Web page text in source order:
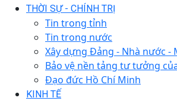
THỜI SỰ - CHÍNH TRỊ
Tin trong tỉnh
Tin trong nước
Xây dựng Đảng - Nhà nước -
Bảo vệ nền tảng tư tưởng
Đạo đức Hồ Chí Minh
KINH TẾ